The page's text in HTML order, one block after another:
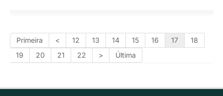
Primeira < 12 13 14 15 16 17
18
19
20 21 22 > Última